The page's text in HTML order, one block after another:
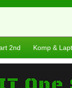
2nd Komp &